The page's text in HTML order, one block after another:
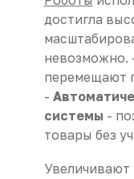
достигла
невозможно.
перемещают
-
системы -
товары без
Увеличивают